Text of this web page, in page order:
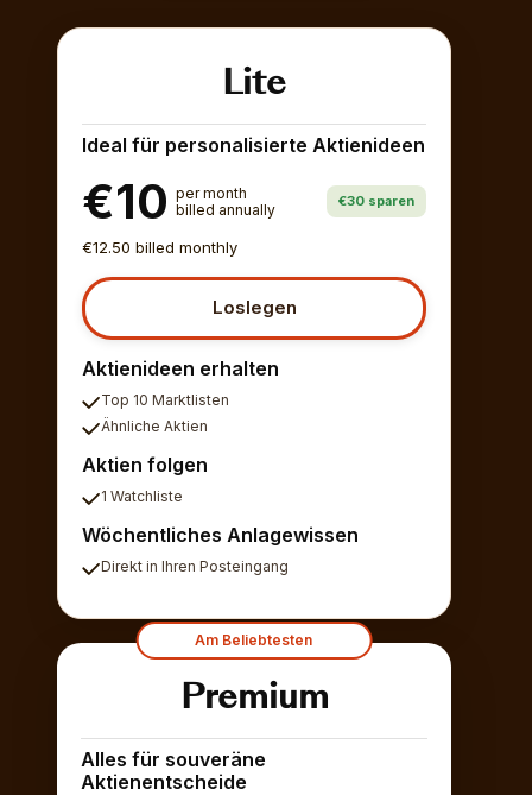
Lite
Ideal für personalisierte Aktienideen
€10 per month
billed annually
€30 sparen
€12.50 billed monthly
Loslegen
Aktienideen erhalten
Top 10 Marktlisten
Ähnliche Aktien
Aktien folgen
1 Watchliste
Wöchentliches Anlagewissen
Direkt in Ihren Posteingang
Am Beliebtesten
Premium
Alles für souveräne
Aktienentscheide